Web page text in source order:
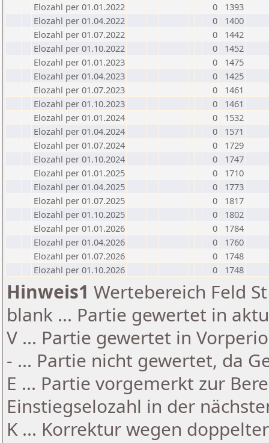
Elozahl per 01.01.2022
0
1393
Elozahl per 01.04.2022
0
1400
Elozahl per 01.07.2022
0
1442
Elozahl per 01.10.2022
0
1452
Elozahl per 01.01.2023
0
1475
Elozahl per 01.04.2023
0
1425
Elozahl per 01.07.2023
0
1461
Elozahl per 01.10.2023
0
1461
Elozahl per 01.01.2024
0
1532
Elozahl per 01.04.2024
0
1571
Elozahl per 01.07.2024
0
1729
Elozahl per 01.10.2024
0
1747
Elozahl per 01.01.2025
0
1710
Elozahl per 01.04.2025
0
1773
Elozahl per 01.07.2025
0
1817
Elozahl per 01.10.2025
0
1802
Elozahl per 01.01.2026
0
1784
Elozahl per 01.04.2026
0
1760
Elozahl per 01.07.2026
0
1748
Elozahl per 01.10.2026
0 1748
Hinweis1 Wertebereich Feld
blank ... Partie gewertet in
V ... Partie gewertet in
- ... Partie nicht gewertet, da
E ... Partie vorgemerkt zur
Einstiegselozahl in der
K ... Korrektur wegen